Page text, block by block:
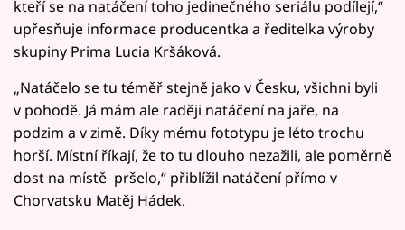
kteří se na natáčení toho jedinečného seriálu podílejí,“
upřesňuje informace producentka a ředitelka výroby
skupiny Prima Lucia Kršáková.
„Natáčelo se tu téměř stejně jako v Česku, všichni byli
v pohodě. Já mám ale raději natáčení na jaře, na
podzim a v zimě. Díky mému fototypu je léto trochu
horší. Místní říkají, že to tu dlouho nezažili, ale poměrně
dost na místě pršelo,“ přiblížil natáčení přímo v
Chorvatsku Matěj Hádek.